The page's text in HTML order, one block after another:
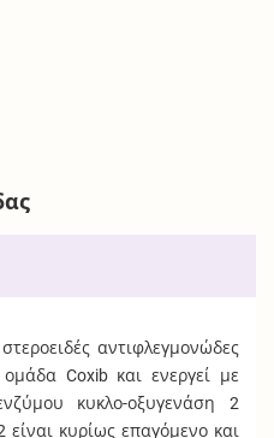
αντιφλεγμονώδες
Coxib και ενεργεί με
κυκλο-οξυγενάση 2
είναι κυρίως επαγόμενο και